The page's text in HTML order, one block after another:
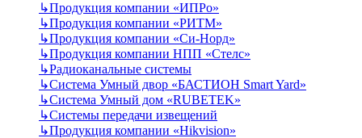
↳Продукция компании «ИПРо»
↳Продукция компании «РИТМ»
↳Продукция компании «Си-Норд»
↳Продукция компании НПП «Стелс»
↳Радиоканальные системы
↳Система Умный двор «БАСТИОН Smart Yard»
↳Система Умный дом «RUBETEK»
↳Системы передачи извещений
↳Продукция компании «Hikvision»